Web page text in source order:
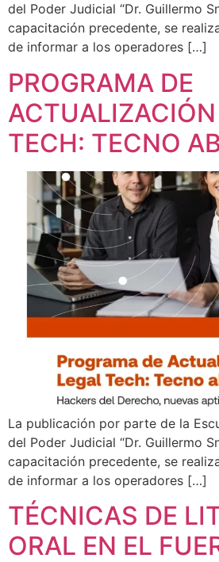
del Poder Judicial “Dr. Guillermo
capacitación precedente, se
de informar a los operadores […]
PROGRAMA DE
TECH: TECNO
La publicación por parte de la
del Poder Judicial “Dr. Guillermo
capacitación precedente, se
de informar a los operadores […]
TÉCNICAS DE
ORAL EN EL